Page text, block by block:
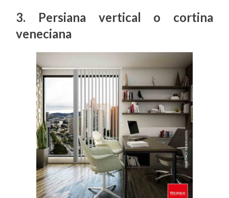
3. Persiana vertical o cortina
veneciana